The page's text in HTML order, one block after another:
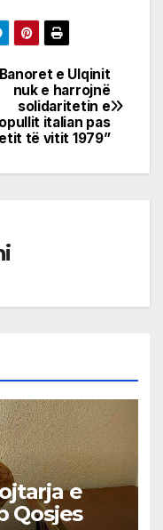
e Ulqinit
nuk e harrojnë
solidaritetin e
italian pas
të vitit 1979”
e
Qosjes